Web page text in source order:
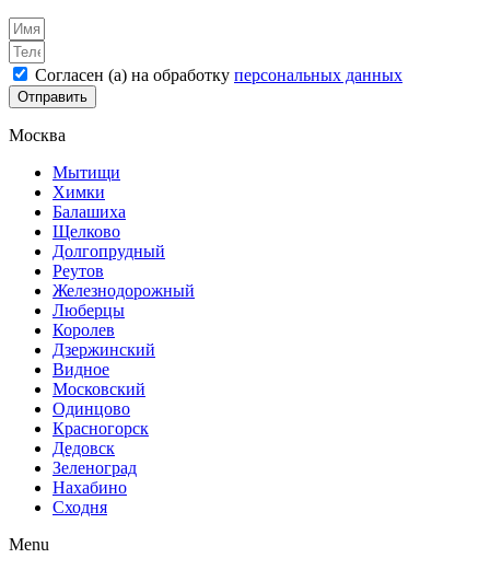
Согласен (а) на обработку персональных данных
Отправить
Москва
Мытищи
Химки
Балашиха
Щелково
Долгопрудный
Реутов
Железнодорожный
Люберцы
Королев
Дзержинский
Видное
Московский
Одинцово
Красногорск
Дедовск
Зеленоград
Нахабино
Сходня
Menu